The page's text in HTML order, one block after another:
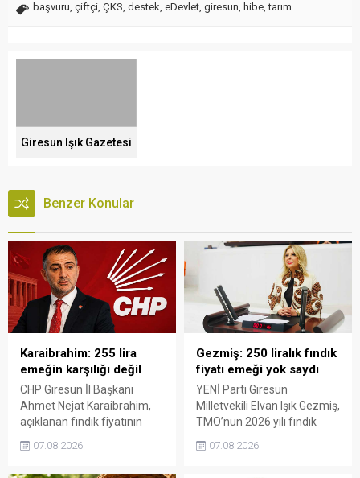
başvuru, çiftçi, ÇKS, destek, eDevlet, giresun, hibe,tarım
Giresun Işık Gazetesi
Benzer Konular
Karaibrahim: 255 lira
emeğin karşılığı değil
CHP Giresun İl Başkanı
Ahmet Nejat Karaibrahim,
açıklanan fındık fiyatının
karşısında yetersiz kaldığını
07.08.2026
Gezmiş: 250 liralık fındık
fiyatı emeği yok saydı
YENİ Parti Giresun
Milletvekili Elvan Işık Gezmiş,
TMO’nun 2026 yılı fındık
Açıklanan rakamın üreticinin
07.08.2026